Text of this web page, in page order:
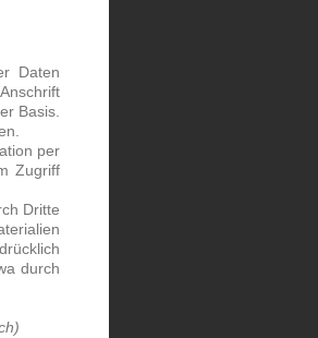
Daten
Basis.
per
Zugriff
Dritte
durch